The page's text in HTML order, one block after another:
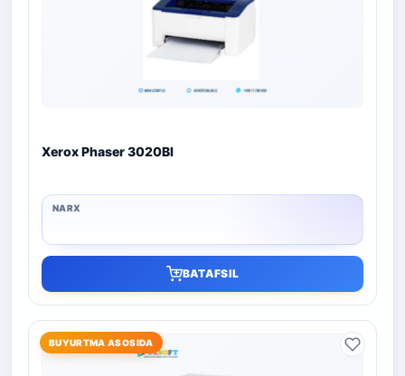
Xerox Phaser 3020BI
BATAFSIL
BUYURTMA ASOSIDA